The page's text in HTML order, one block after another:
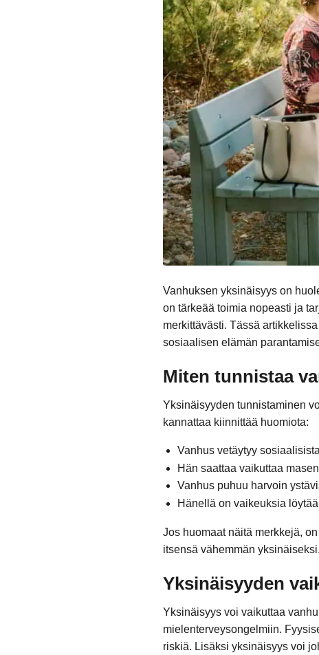
Vanhuksen yksinäisyys on
on tärkeää toimia nopeasti ja
merkittävästi. Tässä
sosiaalisen elämän
Miten tunnistaa
Yksinäisyyden tunnistaminen
kannattaa kiinnittää huomiota:
Vanhus vetäytyy
Hän saattaa vaikuttaa
Vanhus puhuu harvoin
Hänellä on vaikeuksia
Jos huomaat näitä merkkejä,
itsensä vähemmän yksinäiseksi.
Yksinäisyyden
Yksinäisyys voi vaikuttaa
mielenterveysongelmiin.
riskiä. Lisäksi yksinäisyys voi